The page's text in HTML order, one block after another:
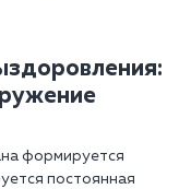
формируется
постоянная